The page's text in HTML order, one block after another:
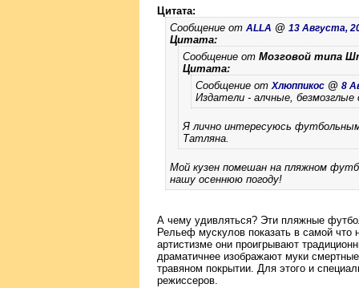
Цитата:
Сообщение от ALLA @ 13 Августа,
Цитата:
Сообщение от Мозговой типа
Цитата:
Сообщение отХлюппикос @ 8
Издатели - алчные, безмозглые
Я лично интересуюсь
Татляна.
Мой кузен помешан на пляжном
нашу осеннюю погоду!
А чему удивляться? Эти пляжные
Рельеф мускулов показать в самой
артистизме они проигрывают
драматичнее изображают муки
травяном покрытии. Для этого и
режиссеров.